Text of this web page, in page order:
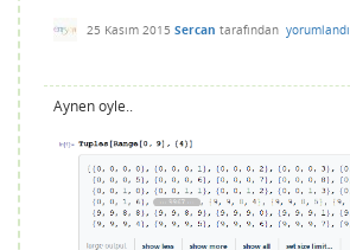
25 Kasım 2015 Sercan tarafından yorumlandı
Aynen oyle..